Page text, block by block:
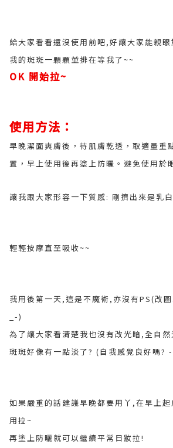
給大家看看還沒使用前吧,好讓大家能親眼
我的斑斑一顆顆並排在等我了~~
OK 開始拉~
使用方法：
早晚潔面爽膚後，待肌膚乾透，取適量重
置，早上使用後再塗上防曬。避免使用於
讓我跟大家形容一下質感: 剛擠出來是乳
輕輕按摩直至吸收~~
我用後第一天,這是不魔術,亦沒有PS(改
_-)
為了讓大家看清楚我也沒有改光暗,全自然
斑斑好像有一點淡了? (自我感覺良好嗎?
如果嚴重的話建議早晚都要用丫,在早上
用拉~
再塗上防曬就可以繼續平常日妝拉!